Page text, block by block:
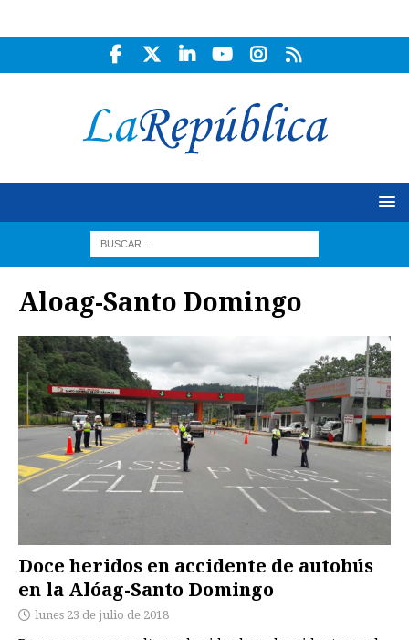
Aloag-Santo Domingo
Doce heridos en accidente de autobús
en la Alóag-Santo Domingo
lunes 23 de julio de 2018